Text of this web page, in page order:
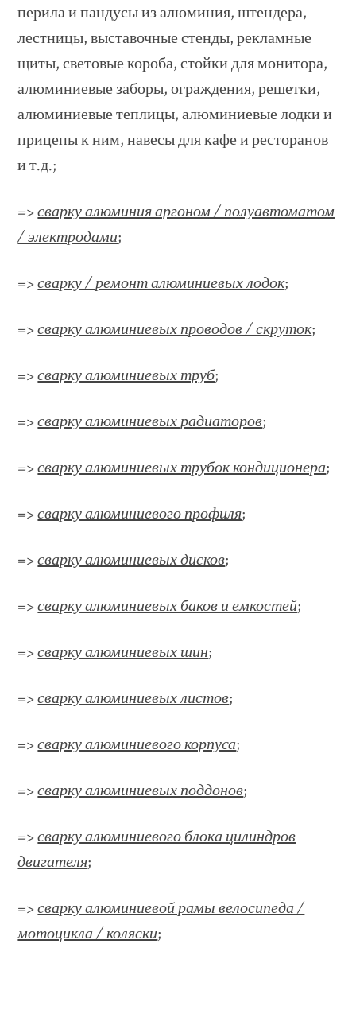
перила и пандусы из алюминия, штендера,
лестницы, выставочные стенды, рекламные
щиты, световые короба, стойки для монитора,
алюминиевые заборы, ограждения, решетки,
алюминиевые теплицы, алюминиевые лодки и
прицепы к ним, навесы для кафе и ресторанов
и т.д.;
=>сварку алюминия аргоном / полуавтоматом
/ электродами;
=>сварку / ремонт алюминиевых лодок;
=>сварку алюминиевых проводов / скруток;
=>сварку алюминиевых труб;
=>сварку алюминиевых радиаторов;
=>сварку алюминиевых трубок кондиционера;
=>сварку алюминиевого профиля;
=>сварку алюминиевых дисков;
=>сварку алюминиевых баков и емкостей;
=>сварку алюминиевых шин;
=>сварку алюминиевых листов;
=>сварку алюминиевого корпуса;
=>сварку алюминиевых поддонов;
=>сварку алюминиевого блока цилиндров
двигателя;
=>сварку алюминиевой рамы велосипеда /
мотоцикла / коляски;